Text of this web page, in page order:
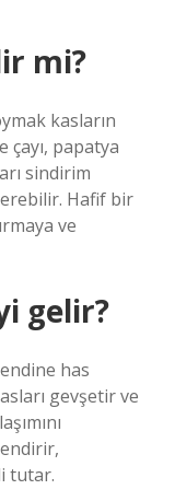
mi?
kasların
çayı, papatya
sindirim
Hafif bir
ve
gelir?
has
gevşetir ve
tutar.